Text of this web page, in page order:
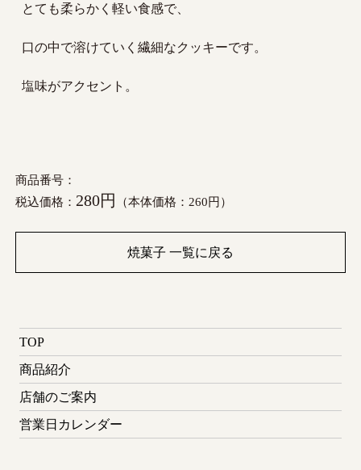
とても柔らかく軽い食感で、
口の中で溶けていく繊細なクッキーです。
塩味がアクセント。
商品番号：
税込価格： 280円 （本体価格：260円）
焼菓子 一覧に戻る
TOP
商品紹介
店舗のご案内
営業日カレンダー